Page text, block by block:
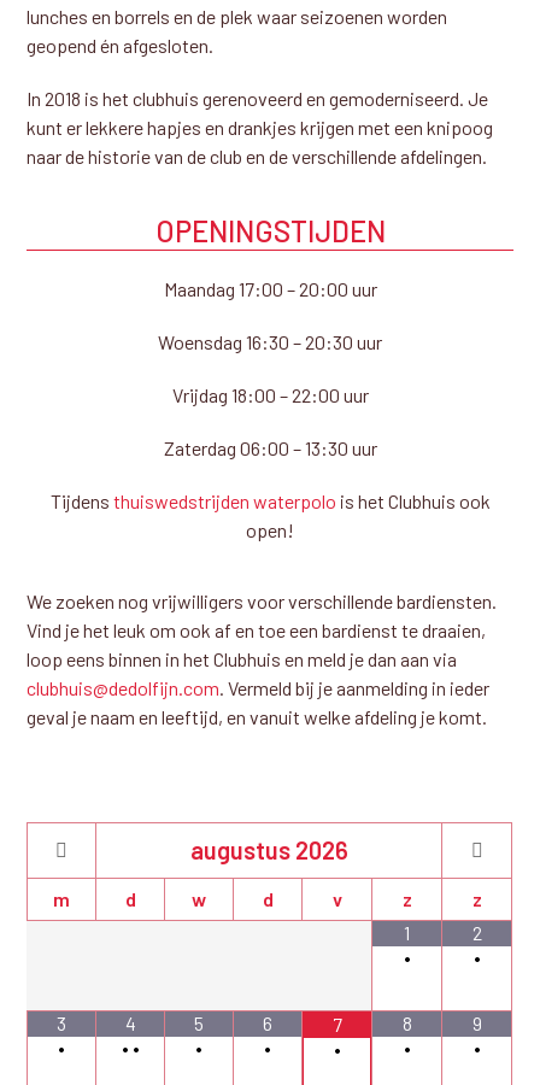
lunches en borrels en de plek waar seizoenen worden
geopend én afgesloten.
In 2018 is het clubhuis gerenoveerd en gemoderniseerd. Je
kunt er lekkere hapjes en drankjes krijgen met een knipoog
naar de historie van de club en de verschillende afdelingen.
OPENINGSTIJDEN
Maandag 17:00 – 20:00 uur
Woensdag 16:30 – 20:30 uur
Vrijdag 18:00 – 22:00 uur
Zaterdag 06:00 – 13:30 uur
Tijdens thuiswedstrijden waterpolo is het Clubhuis ook
open!
We zoeken nog vrijwilligers voor verschillende bardiensten.
Vind je het leuk om ook af en toe een bardienst te draaien,
loop eens binnen in het Clubhuis en meld je dan aan via
clubhuis@dedolfijn.com. Vermeld bij je aanmelding in ieder
geval je naam en leeftijd, en vanuit welke afdeling je komt.
augustus 2026
m d w d v z
z
1
•
2
•
3
•
4
• •
5
•
6
•
7
•
8
•
9
•